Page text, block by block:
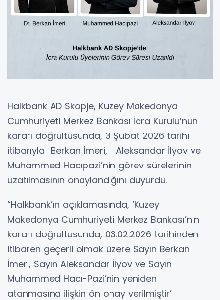
Halkbank AD Skopje, Kuzey Makedonya
Cumhuriyeti Merkez Bankası İcra Kurulu’nun
kararı doğrultusunda, 3 Şubat 2026 tarihi
itibarıyla Berkan İmeri, Aleksandar İlyov ve
Muhammed Hacıpazi’nin görev sürelerinin
uzatılmasının onaylandığını duyurdu.
“Halkbank’ın açıklamasında, ‘Kuzey
Makedonya Cumhuriyeti Merkez Bankası’nın
kararı doğrultusunda, 03.02.2026 tarihinden
itibaren geçerli olmak üzere Sayın Berkan
İmeri, Sayın Aleksandar İlyov ve Sayın
Muhammed Hacı-Pazi’nin yeniden
atanmasına ilişkin ön onay verilmiştir’